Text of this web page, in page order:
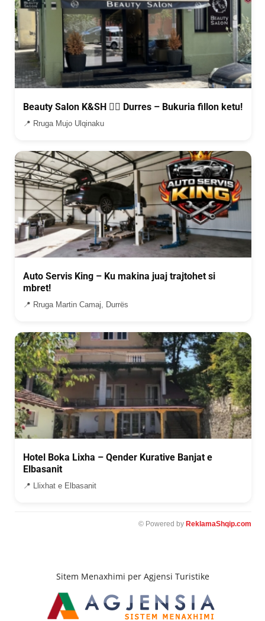
Beauty Salon K&SH 💇‍♀️ Durres – Bukuria fillon ketu!
📍 Rruga Mujo Ulqinaku
Auto Servis King – Ku makina juaj trajtohet si
mbret!
📍 Rruga Martin Camaj, Durrës
Hotel Boka Lixha – Qender Kurative Banjat e
Elbasanit
📍 Llixhat e Elbasanit
© Powered by ReklamaShqip.com
Sitem Menaxhimi per Agjensi Turistike